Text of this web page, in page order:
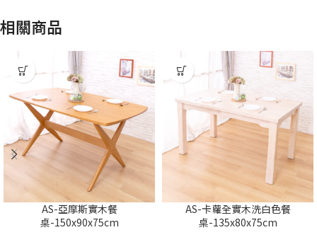
相關商品
AS-亞摩斯實木餐
桌-150x90x75cm
AS-卡蘿全實木洗白色餐
桌-135x80x75cm